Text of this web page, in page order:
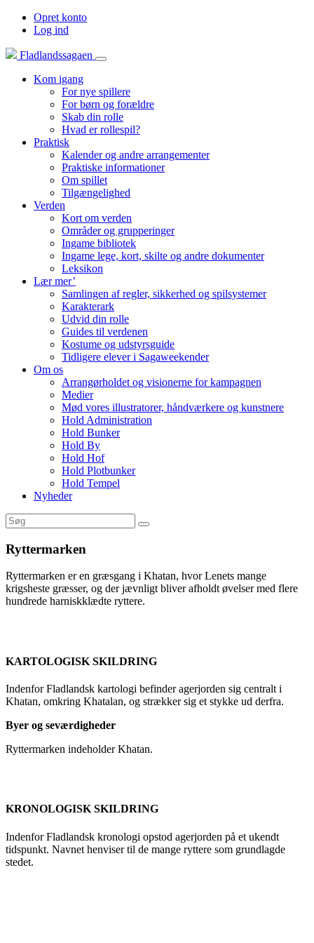
Opret konto
Log ind
Fladlandssagaen
Kom igang
For nye spillere
For børn og forældre
Skab din rolle
Hvad er rollespil?
Praktisk
Kalender og andre arrangementer
Praktiske informationer
Om spillet
Tilgængelighed
Verden
Kort om verden
Områder og grupperinger
Ingame bibliotek
Ingame lege, kort, skilte og andre dokumenter
Leksikon
Lær mer’
Samlingen af regler, sikkerhed og spilsystemer
Karakterark
Udvid din rolle
Guides til verdenen
Kostume og udstyrsguide
Tidligere elever i Sagaweekender
Om os
Arrangørholdet og visionerne for kampagnen
Medier
Mød vores illustratorer, håndværkere og kunstnere
Hold Administration
Hold Bunker
Hold By
Hold Hof
Hold Plotbunker
Hold Tempel
Nyheder
Ryttermarken
Ryttermarken er en græsgang i Khatan, hvor Lenets mange
krigsheste græsser, og der jævnligt bliver afholdt øvelser med flere
hundrede harniskklædte ryttere.
KARTOLOGISK SKILDRING
Indenfor Fladlandsk kartologi befinder agerjorden sig centralt i
Khatan, omkring Khatalan, og strækker sig et stykke ud derfra.
Byer og seværdigheder
Ryttermarken indeholder Khatan.
KRONOLOGISK SKILDRING
Indenfor Fladlandsk kronologi opstod agerjorden på et ukendt
tidspunkt. Navnet henviser til de mange ryttere som grundlagde
stedet.